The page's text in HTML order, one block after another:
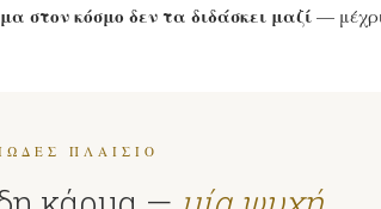
στον κόσμο δεν τα διδάσκει μαζί —
ΠΛΑΊΣΙΟ